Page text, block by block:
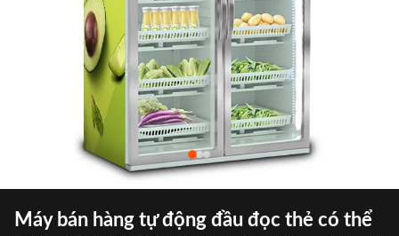
Máy bán hàng tự động đầu đọc thẻ có thể